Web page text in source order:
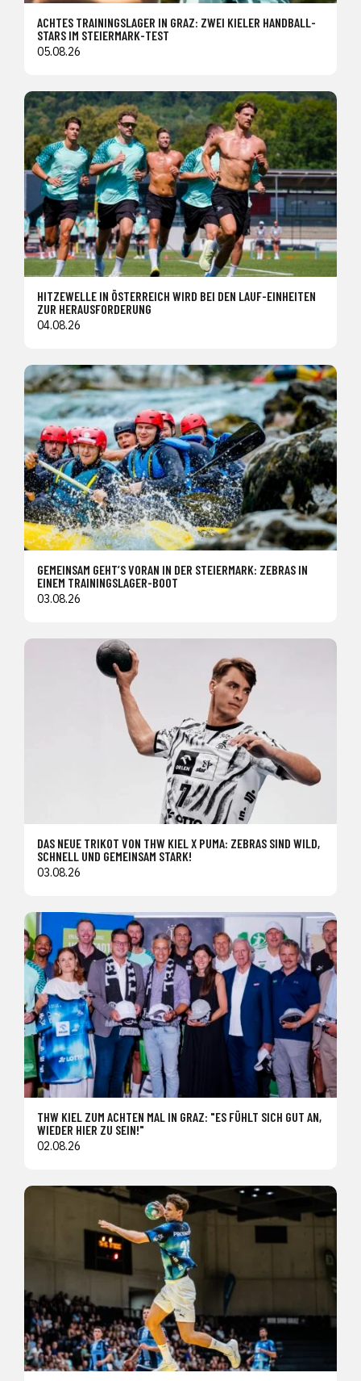
ACHTES TRAININGSLAGER IN GRAZ: ZWEI KIELER HANDBALL-
STARS IM STEIERMARK-TEST
05.08.26
HITZEWELLE IN ÖSTERREICH WIRD BEI DEN LAUF-EINHEITEN
ZUR HERAUSFORDERUNG
04.08.26
GEMEINSAM GEHT’S VORAN IN DER STEIERMARK: ZEBRAS IN
EINEM TRAININGSLAGER-BOOT
03.08.26
DAS NEUE TRIKOT VON THW KIEL X PUMA: ZEBRAS SIND WILD,
SCHNELL UND GEMEINSAM STARK!
03.08.26
THW KIEL ZUM ACHTEN MAL IN GRAZ: "ES FÜHLT SICH GUT AN,
WIEDER HIER ZU SEIN!"
02.08.26